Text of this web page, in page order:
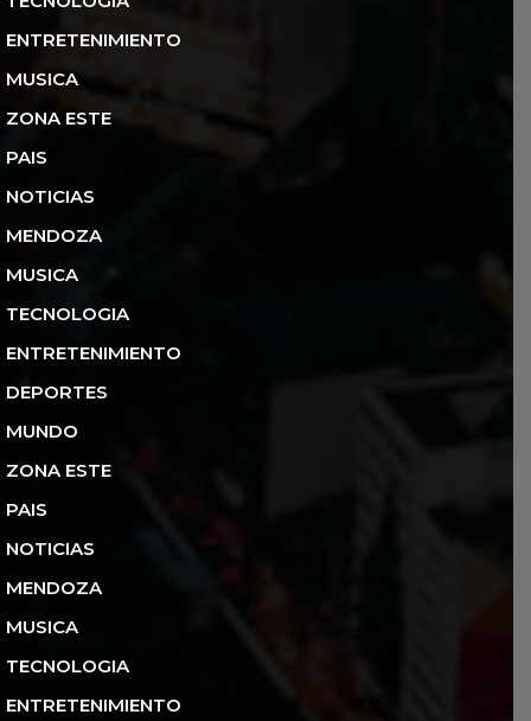
ENTRETENIMIENTO
MUSICA
ZONA ESTE
PAIS
NOTICIAS
MENDOZA
MUSICA
TECNOLOGIA
ENTRETENIMIENTO
DEPORTES
MUNDO
ZONA ESTE
PAIS
NOTICIAS
MENDOZA
MUSICA
TECNOLOGIA
ENTRETENIMIENTO